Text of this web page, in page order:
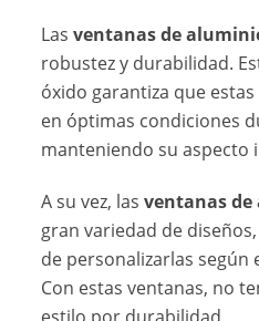
Lasventanas de
robustez y durabilidad.
óxido garantiza que
en óptimas condiciones
manteniendo su aspecto
A su vez, lasventanas
gran variedad de
de personalizarlas según
Con estas ventanas, no